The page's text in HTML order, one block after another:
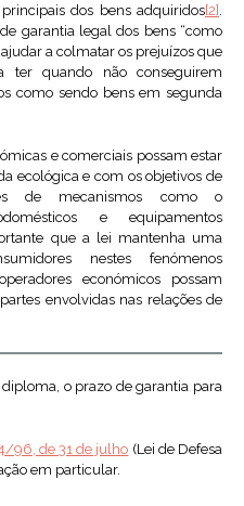
dos bens adquiridos[2] .
garantia legal dos bens “como
a colmatar os prejuízos que
ter quando não conseguirem
como sendo bens em segunda
e comerciais possam estar
ecológica e com os objetivos de
de mecanismos como o
e equipamentos
que a lei mantenha uma
nestes fenómenos
económicos possam
envolvidas nas relações de
diploma, o prazo de garantia para
96, de 31 de julho (Lei de Defesa
em particular.